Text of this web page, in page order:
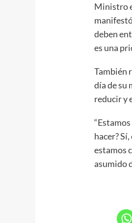
Ministro
deben
es una
También
día de su
reducir y
hacer?
estamos
asumido